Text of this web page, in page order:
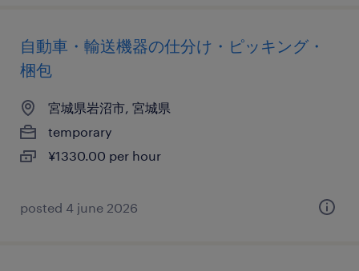
自動車・輸送機器の仕分け・ピッキング・
梱包
宮城県岩沼市, 宮城県
temporary
¥1330.00 per hour
posted 4 june 2026